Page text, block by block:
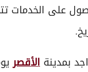
على الخدمات
بمدينة الأقصر